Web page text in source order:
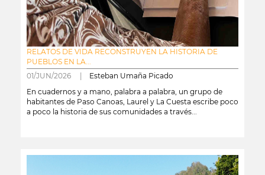
RELATOS DE VIDA RECONSTRUYEN LA HISTORIA DE
PUEBLOS EN LA...
01/JUN/2026 | Esteban Umaña Picado
En cuadernos y a mano, palabra a palabra, un grupo de
habitantes de Paso Canoas, Laurel y La Cuesta escribe poco
a poco la historia de sus comunidades a través...